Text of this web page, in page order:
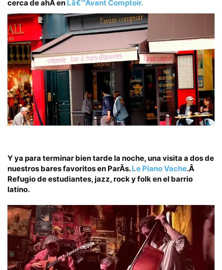
cerca de ahÃ­ en Lâ€™Avant Comptoir.
Y ya para terminar bien tarde la noche, una visita a dos de
nuestros bares favoritos en ParÃ­s.Le Piano Vache.Â
Refugio de estudiantes, jazz, rock y folk en el barrio
latino.